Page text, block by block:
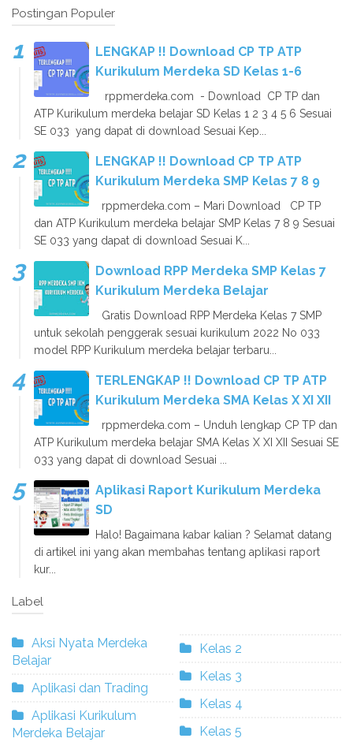
Postingan Populer
LENGKAP !! Download CP TP ATP
Kurikulum Merdeka SD Kelas 1-6
rppmerdeka.com - Download CP TP dan
ATP Kurikulum merdeka belajar SD Kelas 1 2 3 4 5 6 Sesuai
SE 033 yang dapat di download Sesuai Kep...
LENGKAP !! Download CP TP ATP
Kurikulum Merdeka SMP Kelas 7 8 9
rppmerdeka.com – Mari Download CP TP
dan ATP Kurikulum merdeka belajar SMP Kelas 7 8 9 Sesuai
SE 033 yang dapat di download Sesuai K...
Download RPP Merdeka SMP Kelas 7
Kurikulum Merdeka Belajar
Gratis Download RPP Merdeka Kelas 7 SMP
untuk sekolah penggerak sesuai kurikulum 2022 No 033
model RPP Kurikulum merdeka belajar terbaru...
TERLENGKAP !! Download CP TP ATP
Kurikulum Merdeka SMA Kelas X XI XII
rppmerdeka.com – Unduh lengkap CP TP dan
ATP Kurikulum merdeka belajar SMA Kelas X XI XII Sesuai SE
033 yang dapat di download Sesuai ...
Aplikasi Raport Kurikulum Merdeka
SD
Halo! Bagaimana kabar kalian ? Selamat datang
di artikel ini yang akan membahas tentang aplikasi raport
kur...
Label
Aksi Nyata Merdeka
Belajar
Aplikasi dan Trading
Aplikasi Kurikulum
Merdeka Belajar
Kelas 2
Kelas 3
Kelas 4
Kelas 5